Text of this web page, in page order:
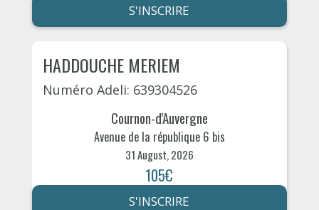
S'INSCRIRE
HADDOUCHE MERIEM
Numéro Adeli: 639304526
Cournon-d'Auvergne
Avenue de la république 6 bis
31 August, 2026
105€
S'INSCRIRE